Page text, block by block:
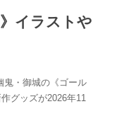
イラストや
鬼・御城の《ゴール
グッズが2026年11